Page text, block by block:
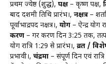
प्रथम ज्येष्ठ (शुद्ध), पक्ष– कृष्ण पक्ष,
बाद दशमी तिथि प्रारंभ।, नक्षत्र–
पूर्वाभाद्रपद नक्षत्र।, योग – ऐन्द्र योग
करण – गर करण दिन 3:25 तक,
योग रात्रि 1:29 से प्रारंभ।, व्रत /
प्रभावी।, चंद्रमा – संपूर्ण दिन एवं